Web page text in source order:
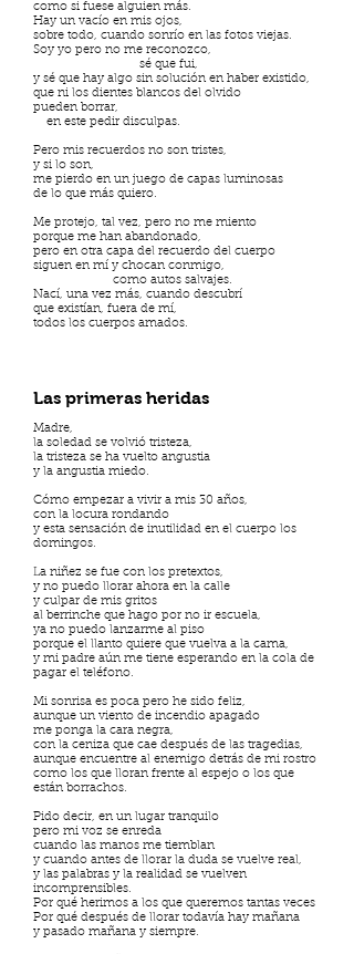
como si fuese alguien más.
Hay un vacío en mis ojos,
sobre todo, cuando sonrío en las fotos viejas.
Soy yo pero no me reconozco,
sé que fui,
y sé que hay algo sin solución en haber existido,
que ni los dientes blancos del olvido
pueden borrar,
en este pedir disculpas.
Pero mis recuerdos no son tristes,
y si lo son,
me pierdo en un juego de capas luminosas
de lo que más quiero.
Me protejo, tal vez, pero no me miento
porque me han abandonado,
pero en otra capa del recuerdo del cuerpo
siguen en mí y chocan conmigo,
como autos salvajes.
Nací, una vez más, cuando descubrí
que existían, fuera de mí,
todos los cuerpos amados.
Las primeras heridas
Madre,
la soledad se volvió tristeza,
la tristeza se ha vuelto angustia
y la angustia miedo.
Cómo empezar a vivir a mis 30 años,
con la locura rondando
y esta sensación de inutilidad en el cuerpo los
domingos.
La niñez se fue con los pretextos,
y no puedo llorar ahora en la calle
y culpar de mis gritos
al berrinche que hago por no ir escuela,
ya no puedo lanzarme al piso
porque el llanto quiere que vuelva a la cama,
y mi padre aún me tiene esperando en la cola de
pagar el teléfono.
Mi sonrisa es poca pero he sido feliz,
aunque un viento de incendio apagado
me ponga la cara negra,
con la ceniza que cae después de las tragedias,
aunque encuentre al enemigo detrás de mi rostro
como los que lloran frente al espejo o los que
están borrachos.
Pido decir, en un lugar tranquilo
pero mi voz se enreda
cuando las manos me tiemblan
y cuando antes de llorar la duda se vuelve real,
y las palabras y la realidad se vuelven
incomprensibles.
Por qué herimos a los que queremos tantas veces
Por qué después de llorar todavía hay mañana
y pasado mañana y siempre.